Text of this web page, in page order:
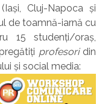
Cluj-Napoca și
de toamnă-iarnă cu
15 studenți/oraș,
profesoridin
și social media: